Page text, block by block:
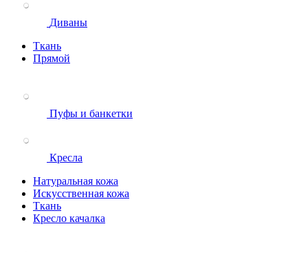
Диваны
Ткань
Прямой
Пуфы и банкетки
Кресла
Натуральная кожа
Искусственная кожа
Ткань
Кресло качалка